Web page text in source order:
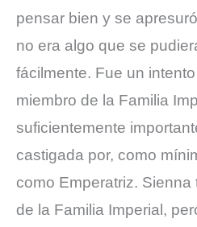
pensar bien y se
no era algo que se
fácilmente. Fue un
miembro de la Familia
suficientemente
castigada por, como
como Emperatriz.
de la Familia Imperial,